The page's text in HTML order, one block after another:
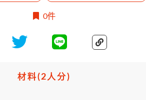
0件
材料(2人分)